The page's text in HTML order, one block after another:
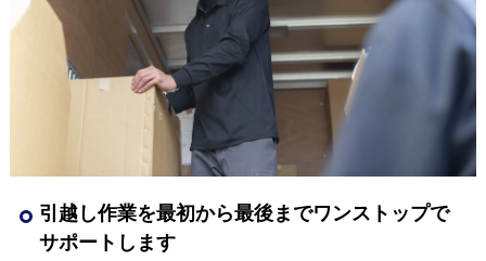
引越し作業を最初から最後までワンストップで
サポートします